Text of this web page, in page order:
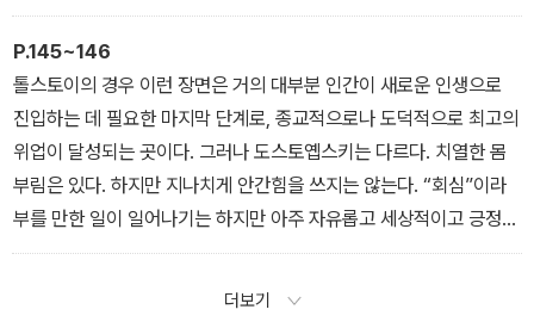
가능할까? … 이러한 무신론은 궁극적으로는 하나님을 부정하지 않
는다. 이러한 무신론이 공격하고 있는 것은 오히려 (두 번째 시험에
넘어가 버린) 교회다. 손가락으로 하나님을 가리키고는 있으되 인생
의 불가사의함에 대한 질문을 잠재워 버리는 교회다. 그 불가사의함
은 끊임없이 하나님을 향해 부르짖음으로써 하나님을 증언한다. 이반
과 같은 무신론자는 열정적으로 거짓 신을 부정하는데, 이로써 참된
하나님을 인식할 수 있는 여지가 생긴다. 그는 하나님과 그분의 영원
한 세계가 인간의 유한한 생각으로 인해 “유클리드적인 지성, 이 세상
인간이 스스로의 힘으로 인생의 불가사의함을 풀어냈다고 착각하게
P.145~146
톨스토이의 경우 이런 장면은 거의 대부분 인간이 새로운 인생으로
진입하는 데 필요한 마지막 단계로, 종교적으로나 도덕적으로 최고의
위업이 달성되는 곳이다. 그러나 도스토옙스키는 다르다. 치열한 몸
부림은 있다. 하지만 지나치게 안간힘을 쓰지는 않는다. “회심”이라
부를 만한 일이 일어나기는 하지만 아주 자유롭고 세상적이고 긍정적
인 방식으로 일어난다. 이는 복음서에 나오는 세리와 죄인의 “회
더보기